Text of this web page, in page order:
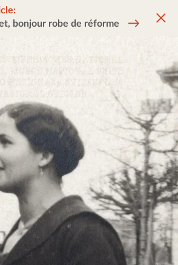
bonjour robe de réforme